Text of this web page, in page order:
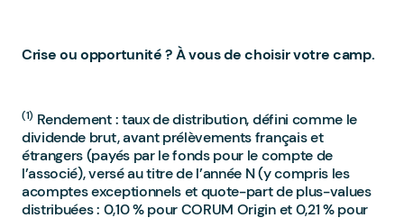
Crise ou opportunité ? À vous de choisir votre camp.
(1) Rendement : taux de distribution, défini comme le
dividende brut, avant prélèvements français et
étrangers (payés par le fonds pour le compte de
l’associé), versé au titre de l’année N (y compris les
acomptes exceptionnels et quote-part de plus-values
distribuées : 0,10 % pour CORUM Origin et 0,21 % pour